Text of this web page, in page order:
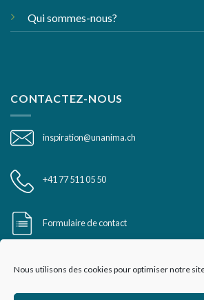
Nous utilisons des cookies pour optimiser notre
Qui sommes-nous?
CONTACTEZ-NOUS
inspiration@unanima.ch
+41 77 511 05 50
Formulaire de contact